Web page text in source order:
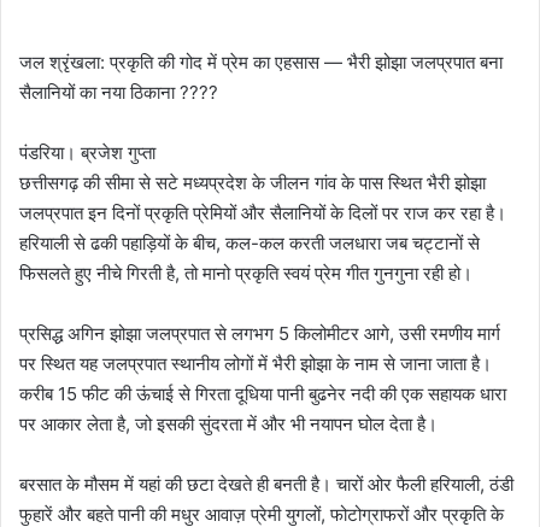
जल श्रृंखला: प्रकृति की गोद में प्रेम का एहसास — भैरी झोझा जलप्रपात बना
सैलानियों का नया ठिकाना ????
पंडरिया। ब्रजेश गुप्ता
छत्तीसगढ़ की सीमा से सटे मध्यप्रदेश के जीलन गांव के पास स्थित भैरी झोझा
जलप्रपात इन दिनों प्रकृति प्रेमियों और सैलानियों के दिलों पर राज कर रहा है।
हरियाली से ढकी पहाड़ियों के बीच, कल-कल करती जलधारा जब चट्टानों से
फिसलते हुए नीचे गिरती है, तो मानो प्रकृति स्वयं प्रेम गीत गुनगुना रही हो।
प्रसिद्ध अगिन झोझा जलप्रपात से लगभग 5 किलोमीटर आगे, उसी रमणीय मार्ग
पर स्थित यह जलप्रपात स्थानीय लोगों में भैरी झोझा के नाम से जाना जाता है।
करीब 15 फीट की ऊंचाई से गिरता दूधिया पानी बुढनेर नदी की एक सहायक धारा
पर आकार लेता है, जो इसकी सुंदरता में और भी नयापन घोल देता है।
बरसात के मौसम में यहां की छटा देखते ही बनती है। चारों ओर फैली हरियाली, ठंडी
फुहारें और बहते पानी की मधुर आवाज़ प्रेमी युगलों, फोटोग्राफरों और प्रकृति के